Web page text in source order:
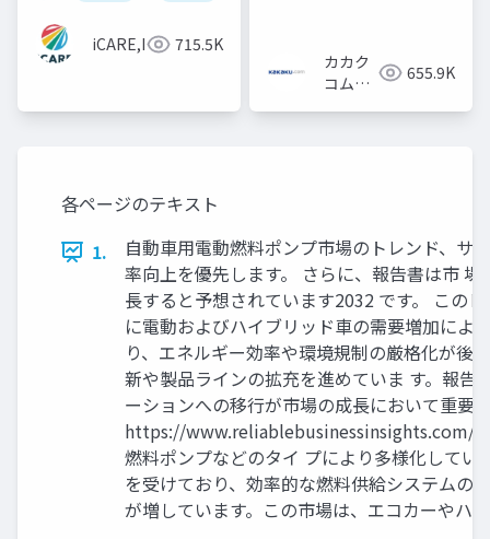
iCARE,Inc 715.5K
カカク
コム採
655.9K
各ページのテキスト
1.
自動車用電動燃料ポンプ市場のトレンド、サ
率向上を優先します。 さらに、報告書は市
長すると予想されています2032 です。 この
に電動およびハイブリッド車の需要増加によ
り、エネルギー効率や環境規制の厳格化が後
新や製品ラインの拡充を進めていま す。報
ーションへの移行が市場の成長において重要
https://www.reliablebusinessinsights.com/
燃料ポンプなどのタイ プにより多様化して
を受けており、効率的な燃料供給システムの
が増しています。この市場は、エコカーやハ